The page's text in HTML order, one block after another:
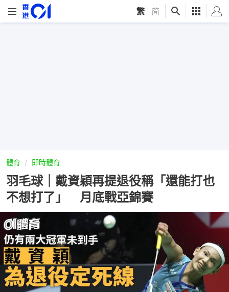
繁 简
體育 即時體育
羽毛球｜戴資穎再提退役稱「還能打也
不想打了」 月底戰亞錦賽